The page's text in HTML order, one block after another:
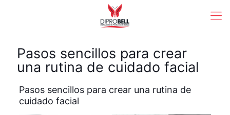
Pasos sencillos para crear
una rutina de cuidado facial
Pasos sencillos para crear una rutina de
cuidado facial